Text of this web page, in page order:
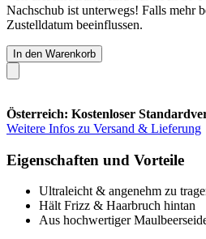
Nachschub ist unterwegs! Falls mehr
Zustelldatum beeinflussen.
In den Warenkorb
Österreich: Kostenloser
Weitere Infos zu Versand & Lieferung
Eigenschaften und Vorteile
Ultraleicht & angenehm zu
Hält Frizz & Haarbruch hintan
Aus hochwertiger